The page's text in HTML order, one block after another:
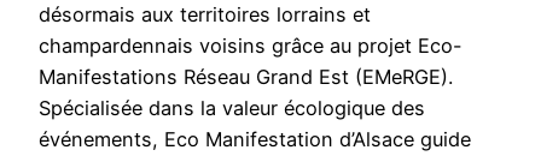
désormais aux territoires lorrains et
champardennais voisins grâce au projet Eco-
Manifestations Réseau Grand Est (EMeRGE).
Spécialisée dans la valeur écologique des
événements, Eco Manifestation d’Alsace guide